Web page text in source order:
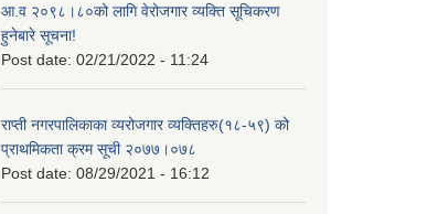
आ.व २०९८।८०को लागि वेरोजगार व्यक्ति सूचिकरण
हुनेबारे सूचना!
Post date: 02/21/2022 - 11:24
राप्ती नगरपालिकाका व्यरोजगार व्यक्तिहरु(१८-५९) को
प्राथमिकता क्रम सूची २०७७।०७८
Post date: 08/29/2021 - 16:12